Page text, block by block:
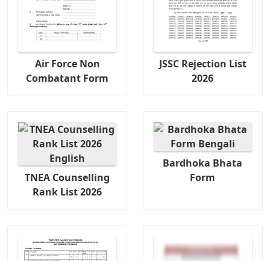
Air Force Non
Combatant Form
JSSC Rejection List
2026
TNEA Counselling
Rank List 2026
Bardhoka Bhata
Form